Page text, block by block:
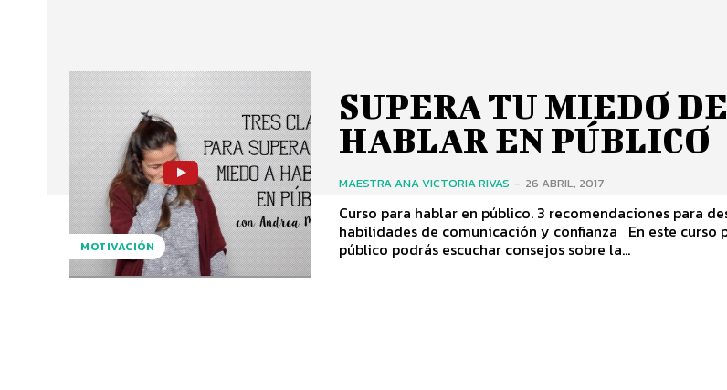
MOTIVACIÓN
SUPERA TU MIEDO DE
HABLAR EN PÚBLICO
MAESTRA ANA VICTORIA RIVAS - 26 ABRIL, 2017
Curso para hablar en público. 3 recomendaciones para desarrollar mejores
habilidades de comunicación y confianza En este curso para hablar en
público podrás escuchar consejos sobre la...